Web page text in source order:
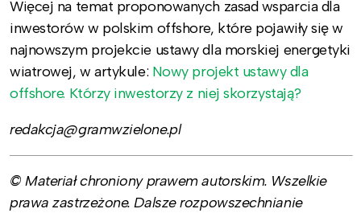
Więcej na temat proponowanych zasad wsparcia dla
inwestorów w polskim offshore, które pojawiły się w
najnowszym projekcie ustawy dla morskiej energetyki
wiatrowej, w artykule: Nowy projekt ustawy dla
offshore. Którzy inwestorzy z niej skorzystają?
redakcja@gramwzielone.pl
© Materiał chroniony prawem autorskim. Wszelkie
prawa zastrzeżone. Dalsze rozpowszechnianie